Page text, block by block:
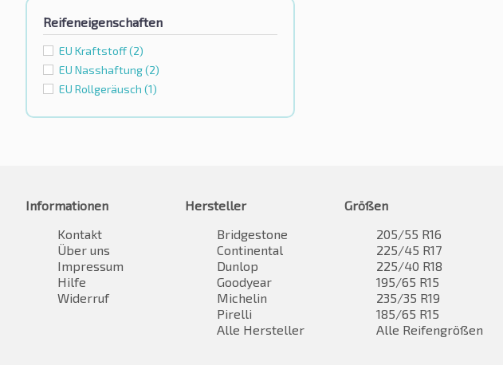
Reifeneigenschaften
EU Kraftstoff(2)
EU Nasshaftung(2)
EU Rollgeräusch (1)
Informationen
Kontakt
Über uns
Impressum
Hilfe
Widerruf
Hersteller
Bridgestone
Continental
Dunlop
Goodyear
Michelin
Pirelli
Alle Hersteller
Größen
205/55 R16
225/45 R17
225/40 R18
195/65 R15
235/35 R19
185/65 R15
Alle Reifengrößen